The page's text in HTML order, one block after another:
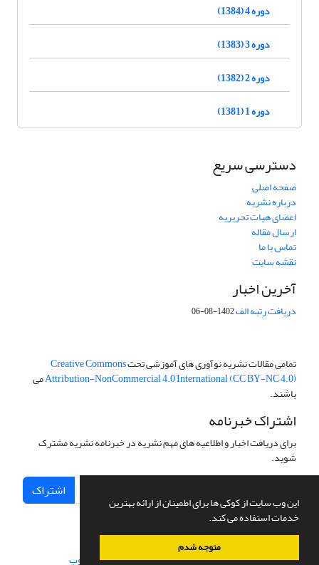
این وب سایت از کوکی ها برای اطمینان از ارائه بهترین
خدمات استفاده می کند.
متوجه شدم
دوره 4 (1384)
دوره 3 (1383)
دوره 2 (1382)
دوره 1 (1381)
دسترسی سریع
صفحه اصلی
درباره نشریه
اعضای هیات تحریریه
ارسال مقاله
تماس با ما
نقشه سایت
آخرین اخبار
دریافت رتبه الف1402-08-06
تمامی مقالات نشریه نوآوری های آموزشی تحتCreative Commons
Attribution-NonCommercial 4.0 International (CC BY-NC 4.0)می
باشند.
اشتراک خبرنامه
برای دریافت اخبار و اطلاعیه های مهم نشریه در خبرنامه نشریه مشترک
شوید.
اشتراک
سامانه مدیریت نشریات علمی.طراحی و پیاده سازی از سیناوب